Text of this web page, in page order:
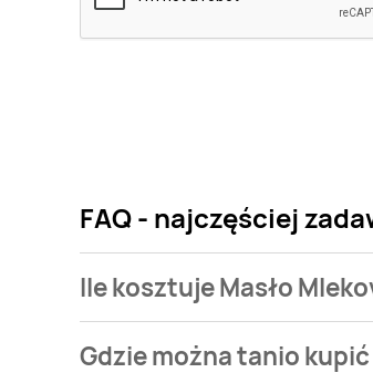
FAQ - najczęściej
Ile kosztuje Masło
Mlekovita osełka masło ekstra
Gdzie można tanio